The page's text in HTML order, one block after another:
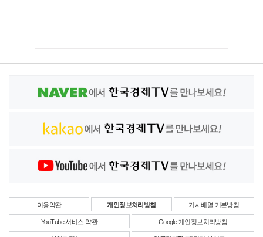
이용약관 개인정보처리방침 기사배열 기본방침
YouTube 서비스 약관 Google 개인정보처리방침